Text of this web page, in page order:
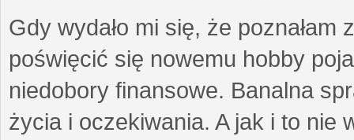
Gdy wydało mi się, że
poświęcić się nowemu hobby
niedobory finansowe. Banalna
życia i oczekiwania. A jak i to nie